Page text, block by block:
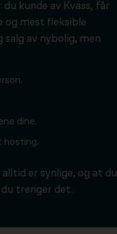
kunde av Kvass, får
og mest fleksible
av nybolig, men
dine.
hosting.
er synlige, og at du
trenger det.